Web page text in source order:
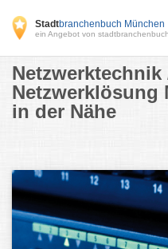
Stadtbranchenbuch München
ein Angebot von
Netzwerktechnik
Netzwerklösung
in der Nähe